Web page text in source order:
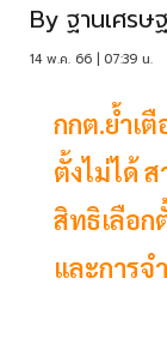
By ฐานเศรษ
14 พ.ค. 66 | 07:39 น.
กกต.ย้ำเ
ตั้งไม่ได้
สิทธิเลือก
และการจ